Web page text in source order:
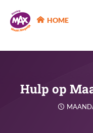
MAX Maakt
HOME
Hulp op